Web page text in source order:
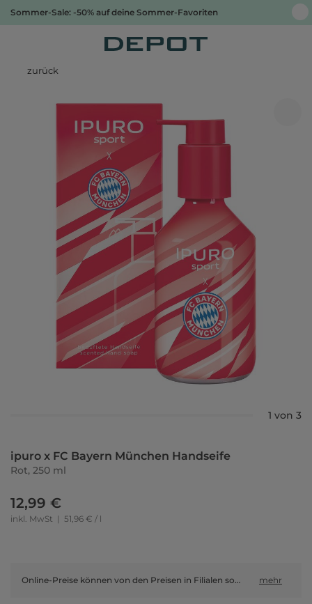
Sommer-Sale: -50% auf deine Sommer-Favoriten
zurück
1 von 3
ipuro x FC Bayern München Handseife
Rot, 250 ml
12,99 €
inkl. MwSt | 51,96 € / l
Online-Preise können von den Preisen in Filialen sowie Shop-in-Shop-Flächen abweichen. mehr